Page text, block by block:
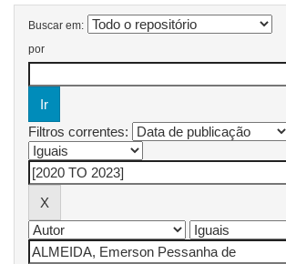
Buscar em:
por
Filtros correntes: